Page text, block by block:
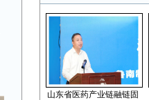
山东省医药产业链融链固